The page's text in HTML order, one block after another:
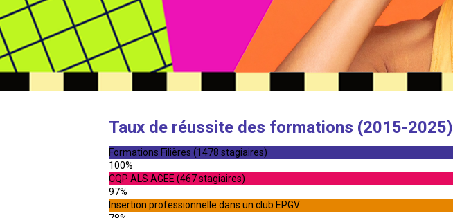
Taux de réussite des formations (2015-2025)
Formations Filières (1478 stagiaires)
100%
CQP ALS AGEE (467 stagiaires)
97%
Insertion professionnelle dans un club EPGV